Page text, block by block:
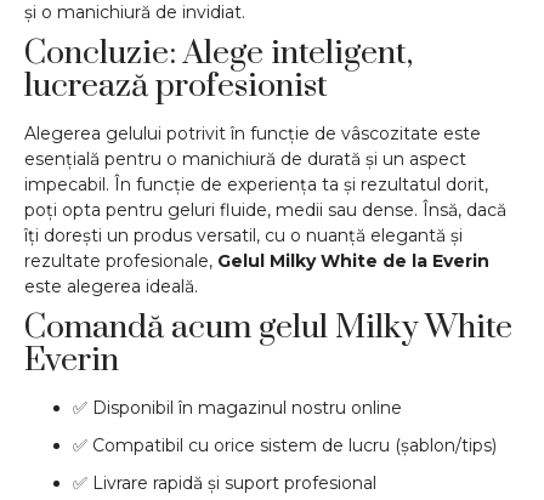
și o manichiură de invidiat.
Concluzie: Alege inteligent,
lucrează profesionist
Alegerea gelului potrivit în funcție de vâscozitate este
esențială pentru o manichiură de durată și un aspect
impecabil. În funcție de experiența ta și rezultatul dorit,
poți opta pentru geluri fluide, medii sau dense. Însă, dacă
îți dorești un produs versatil, cu o nuanță elegantă și
rezultate profesionale, Gelul Milky White de la Everin
este alegerea ideală.
Comandă acum gelul Milky White
Everin
✅ Disponibil în magazinul nostru online
✅ Compatibil cu orice sistem de lucru (șablon/tips)
✅ Livrare rapidă și suport profesional